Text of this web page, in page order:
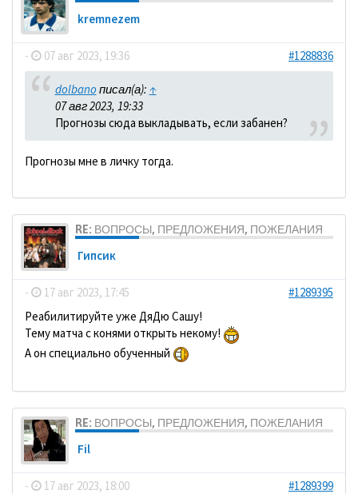
kremnezem
- 07 авг 2023, 19:36 #1288836
dolbano писал(а): ↑
07 авг 2023, 19:33
Прогнозы сюда выкладывать, если забанен?
Прогнозы мне в личку тогда.
RE: ВОПРОСЫ, ПРЕДЛОЖЕНИЯ, ПОЖЕЛАНИЯ
Гипсик
- 17 авг 2023, 17:45
#1289395
Реабилитируйте уже ДяДю Сашу!
Тему матча с конями открыть некому!
А он специально обученный
RE: ВОПРОСЫ, ПРЕДЛОЖЕНИЯ, ПОЖЕЛАНИЯ
Fil
- 17 авг 2023, 18:00
#1289399